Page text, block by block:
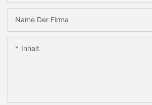
Name Der Firma
Inhalt